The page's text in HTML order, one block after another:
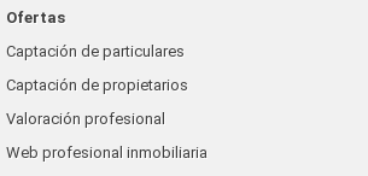
Ofertas
Captación de particulares
Captación de propietarios
Valoración profesional
Web profesional inmobiliaria